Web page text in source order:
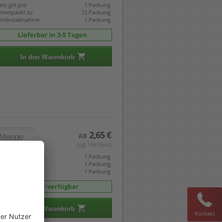
gilt pro
1 Packung
zu
12 Packung
1 Packung
Lieferbar in 3-5 Tagen
In den Warenkorb
AB 2,65 €
(zzgl. 19% Mwst.)
1 Packung
1 Packung
1 Packung
sofort verfügbar
In den Warenkorb
Kontakt